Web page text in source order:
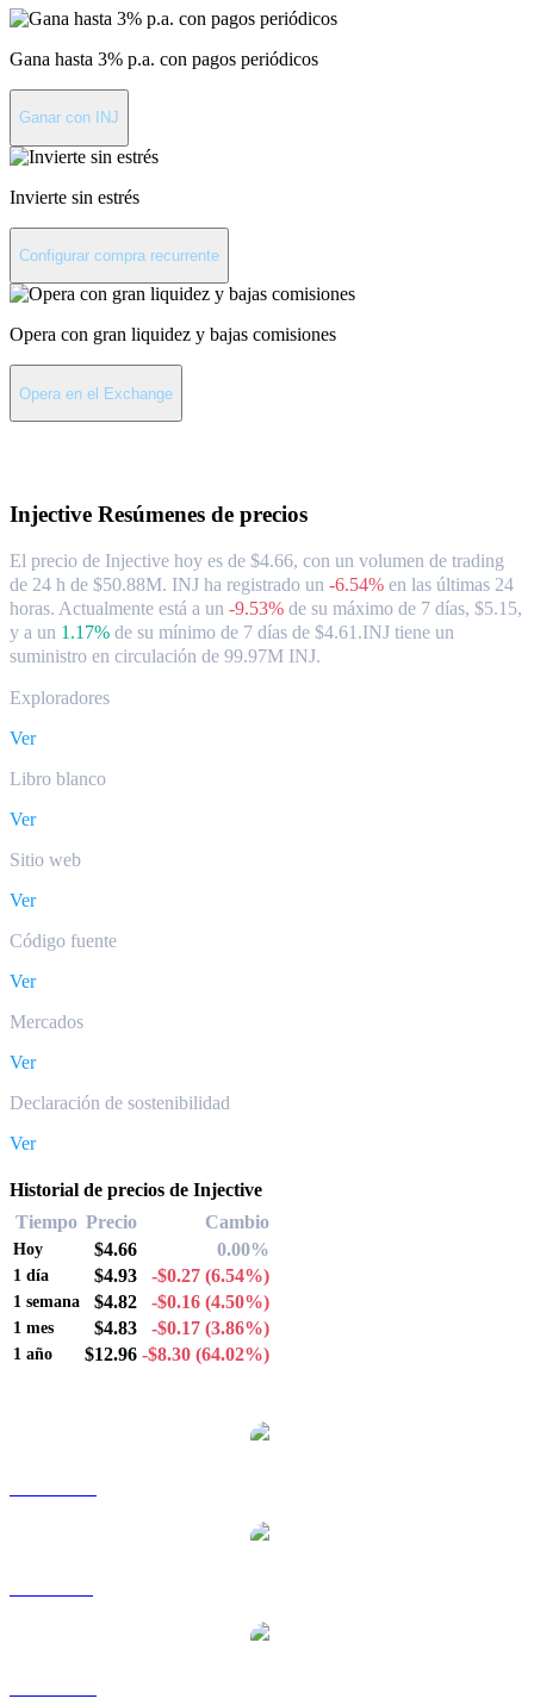
Gana hasta 3% p.a. con pagos periódicos
Ganar con INJ
Invierte sin estrés
Configurar compra recurrente
Opera con gran liquidez y bajas comisiones
Opera en el Exchange
Injective Resúmenes de precios
El precio de Injective hoy es de $4.66, con un volumen de trading
de 24 h de $50.88M. INJ ha registrado un -6.54% en las últimas 24
horas. Actualmente está a un -9.53% de su máximo de 7 días, $5.15,
y a un 1.17% de su mínimo de 7 días de $4.61.INJ tiene un
suministro en circulación de 99.97M INJ.
Exploradores
Ver
Libro blanco
Ver
Sitio web
Ver
Código fuente
Ver
Mercados
Ver
Declaración de sostenibilidad
Ver
Historial de precios de Injective
Tiempo Precio Cambio
Hoy $4.66 0.00%
1 día $4.93 -$0.27 (6.54%)
1 semana $4.82 -$0.16 (4.50%)
1 mes $4.83 -$0.17 (3.86%)
1 año $12.96 -$8.30 (64.02%)